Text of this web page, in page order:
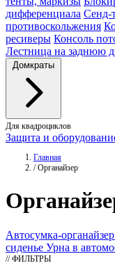
дифференциала Сенд-
противоскольжения
ресиверы Консоль
Лестница на заднюю
Домкраты
Для квадроциклов
Защита и
Главная
/ Органайзер
Автосумка-органайзер
сиденье Урна в
// ФИЛЬТРЫ